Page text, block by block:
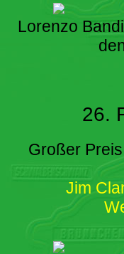
Lorenzo
26.
Großer
Jim